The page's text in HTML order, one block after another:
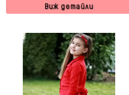
Виж детайли